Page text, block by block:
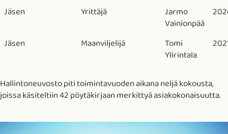
Jäsen Yrittäjä
Jarmo
Vainionpää
Jäsen Maanviljelijä
Tomi
Ylirintala
Hallintoneuvosto piti toimintavuoden aikana neljä kokousta,
joissa käsiteltiin 42 pöytäkirjaan merkittyä asiakokonaisuutta.